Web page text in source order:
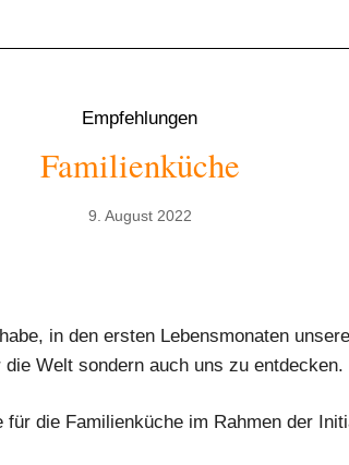
Empfehlungen
Familienküche
9. August 2022
in den ersten Lebensmonaten
Welt sondern auch uns zu entdecken.
die Familienküche im Rahmen der